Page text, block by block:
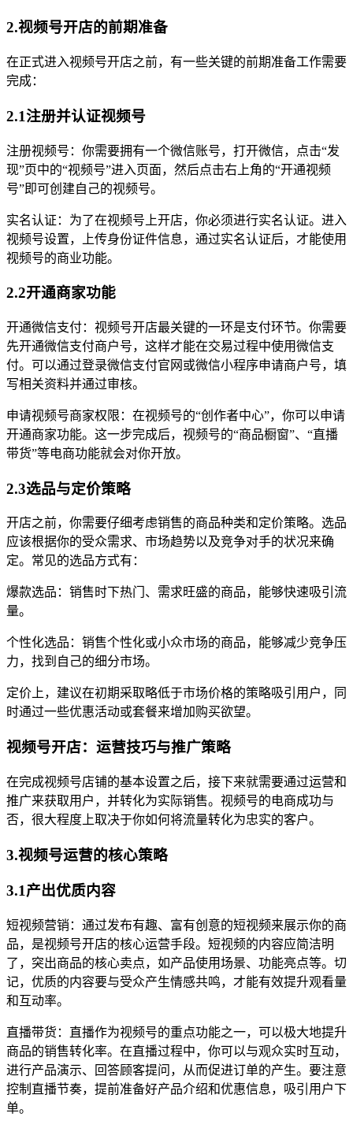
2.视频号开店的前期准备
在正式进入视频号开店之前，有一些关键的前期准备工作需要
完成：
2.1注册并认证视频号
注册视频号：你需要拥有一个微信账号，打开微信，点击“发
现”页中的“视频号”进入页面，然后点击右上角的“开通视频
号”即可创建自己的视频号。
实名认证：为了在视频号上开店，你必须进行实名认证。进入
视频号设置，上传身份证件信息，通过实名认证后，才能使用
视频号的商业功能。
2.2开通商家功能
开通微信支付：视频号开店最关键的一环是支付环节。你需要
先开通微信支付商户号，这样才能在交易过程中使用微信支
付。可以通过登录微信支付官网或微信小程序申请商户号，填
写相关资料并通过审核。
申请视频号商家权限：在视频号的“创作者中心”，你可以申请
开通商家功能。这一步完成后，视频号的“商品橱窗”、“直播
带货”等电商功能就会对你开放。
2.3选品与定价策略
开店之前，你需要仔细考虑销售的商品种类和定价策略。选品
应该根据你的受众需求、市场趋势以及竞争对手的状况来确
定。常见的选品方式有：
爆款选品：销售时下热门、需求旺盛的商品，能够快速吸引流
量。
个性化选品：销售个性化或小众市场的商品，能够减少竞争压
力，找到自己的细分市场。
定价上，建议在初期采取略低于市场价格的策略吸引用户，同
时通过一些优惠活动或套餐来增加购买欲望。
视频号开店：运营技巧与推广策略
在完成视频号店铺的基本设置之后，接下来就需要通过运营和
推广来获取用户，并转化为实际销售。视频号的电商成功与
否，很大程度上取决于你如何将流量转化为忠实的客户。
3.视频号运营的核心策略
3.1产出优质内容
短视频营销：通过发布有趣、富有创意的短视频来展示你的商
品，是视频号开店的核心运营手段。短视频的内容应简洁明
了，突出商品的核心卖点，如产品使用场景、功能亮点等。切
记，优质的内容要与受众产生情感共鸣，才能有效提升观看量
和互动率。
直播带货：直播作为视频号的重点功能之一，可以极大地提升
商品的销售转化率。在直播过程中，你可以与观众实时互动，
进行产品演示、回答顾客提问，从而促进订单的产生。要注意
控制直播节奏，提前准备好产品介绍和优惠信息，吸引用户下
单。